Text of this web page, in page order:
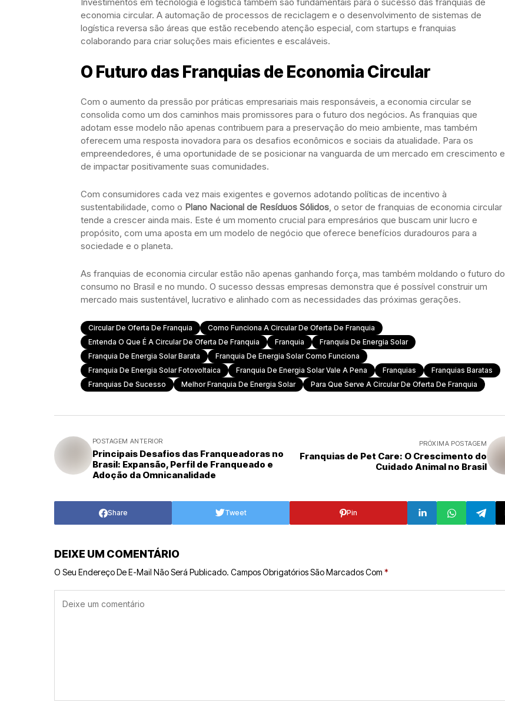
economia circular. A automação de processos de reciclagem e o desenvolvimento de sistemas de
logística reversa são áreas que estão recebendo atenção especial, com startups e franquias
colaborando para criar soluções mais eficientes e escaláveis.
O Futuro das Franquias de Economia Circular
Com o aumento da pressão por práticas empresariais mais responsáveis, a economia circular se
consolida como um dos caminhos mais promissores para o futuro dos negócios. As franquias que
adotam esse modelo não apenas contribuem para a preservação do meio ambiente, mas também
oferecem uma resposta inovadora para os desafios econômicos e sociais da atualidade. Para os
empreendedores, é uma oportunidade de se posicionar na vanguarda de um mercado em crescimento e
de impactar positivamente suas comunidades.
Com consumidores cada vez mais exigentes e governos adotando políticas de incentivo à
sustentabilidade, como o Plano Nacional de Resíduos Sólidos, o setor de franquias de economia circular
tende a crescer ainda mais. Este é um momento crucial para empresários que buscam unir lucro e
propósito, com uma aposta em um modelo de negócio que oferece benefícios duradouros para a
sociedade e o planeta.
As franquias de economia circular estão não apenas ganhando força, mas também moldando o futuro do
consumo no Brasil e no mundo. O sucesso dessas empresas demonstra que é possível construir um
mercado mais sustentável, lucrativo e alinhado com as necessidades das próximas gerações.
Circular De Oferta De Franquia
Como Funciona A Circular De Oferta De Franquia
Entenda O Que É A Circular De Oferta De Franquia
Franquia
Franquia De Energia Solar
Franquia De Energia Solar Barata
Franquia De Energia Solar Como Funciona
Franquia De Energia Solar Fotovoltaica
Franquia De Energia Solar Vale A Pena Franquias
Franquias Baratas
Franquias De Sucesso
Melhor Franquia De Energia Solar Para Que Serve A Circular De Oferta De Franquia
POSTAGEM ANTERIOR
Principais Desafios das Franqueadoras no
Brasil: Expansão, Perfil de Franqueado e
Adoção da Omnicanalidade
PRÓXIMA POSTAGEM
Franquias de Pet Care: O Crescimento do
Cuidado Animal no Brasil
Share Tweet Pin
DEIXE UM COMENTÁRIO
O Seu Endereço De E-Mail Não Será Publicado. Campos Obrigatórios São Marcados Com *